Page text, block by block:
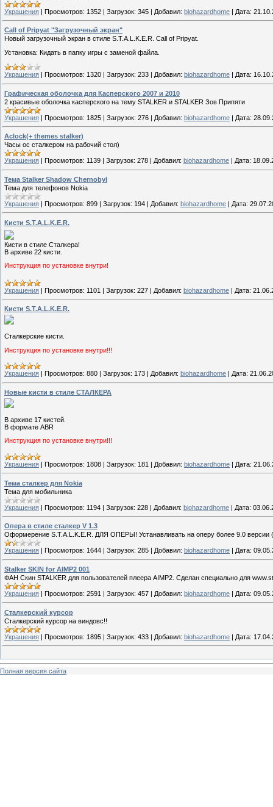
Украшения | Просмотров: 1352 | Загрузок: 345 | Добавил: biohazardhome | Дата:
Call of Pripyat "Загрузочный экран"
Новый загрузочный экран в стиле S.T.A.L.K.E.R. Call of Pripyat.
Установка: Кидать в папку игры с заменой файла.
Украшения Просмотров: 1320 Загрузок: 233 Добавил: biohazardhome Дата:
Графическая оболочка для Касперского 2007 и 2010
2 красивые оболочка касперского на тему STALKER и STALKER Зов Припяти
Украшения | Просмотров: 1825 | Загрузок: 276 | Добавил: biohazardhome | Дата:
Aclock(+ themes stalker)
Часы ос сталкером на рабочий стол)
Украшения Просмотров: 1139 Загрузок: 278 Добавил: biohazardhome Дата:
Тема Stalker Shadow Chernobyl
Тема для телефонов Nokia
Украшения | Просмотров: 899 | Загрузок: 194 | Добавил: biohazardhome | Дата:
Кисти S.T.A.L.K.E.R.
Кисти в стиле Сталкера!
В архиве 22 кисти.
Инструкция по установке внутри!
Украшения | Просмотров: 1101 | Загрузок: 227 | Добавил: biohazardhome | Дата:
Кисти S.T.A.L.K.E.R.
Сталкерские кисти.
Инструкция по установке внутри!!!
Украшения Просмотров: 880 Загрузок: 173 Добавил: biohazardhome Дата:
Новые кисти в стиле СТАЛКЕРА
В архиве 17 кистей.
В формате ABR
Инструкция по установке внутри!!!
Украшения | Просмотров: 1808 | Загрузок: 181 | Добавил: biohazardhome | Дата:
Тема сталкер для Nokia
Тема для мобильника
Украшения | Просмотров: 1194 | Загрузок: 228 | Добавил: biohazardhome | Дата:
Опера в стиле сталкер V 1.3
Оформерение S.T.A.L.K.E.R. ДЛЯ ОПЕРЫ! Устанавливать на оперу более 9.0 версии
Украшения Просмотров: 1644 Загрузок: 285 Добавил: biohazardhome Дата:
Stalker SKIN for AIMP2 001
ФАН Скин STALKER для пользователей плеера AIMP2. Сделан специально для
Украшения | Просмотров: 2591 | Загрузок: 457 | Добавил: biohazardhome | Дата:
Сталкерский курсор
Сталкерский курсор на виндовс!!
Украшения | Просмотров: 1895 | Загрузок: 433 | Добавил: biohazardhome | Дата:
Полная версия сайта